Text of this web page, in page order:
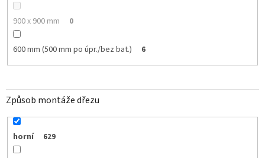
900 x 900 mm 0
600 mm (500 mm po úpr./bez bat.) 6
Způsob montáže dřezu
horní 629